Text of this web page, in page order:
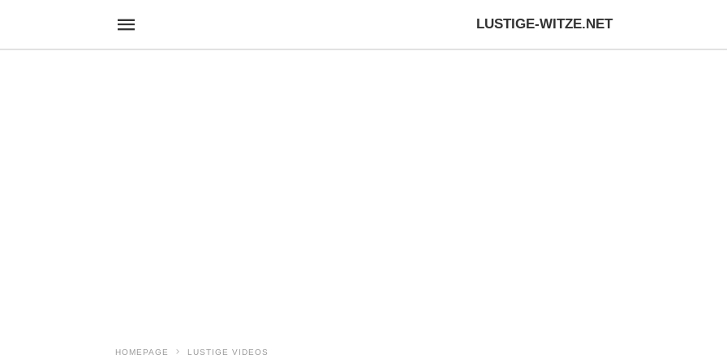
LUSTIGE-WITZE.NET
HOMEPAGE LUSTIGE VIDEOS